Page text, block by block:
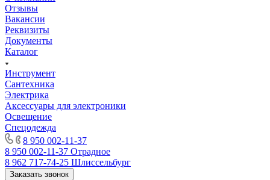
Отзывы
Вакансии
Реквизиты
Документы
Каталог
Инструмент
Сантехника
Электрика
Аксессуары для электроники
Освещение
Спецодежда
8 950 002-11-37
8 950 002-11-37 Отрадное
8 962 717-74-25 Шлиссельбург
Заказать звонок